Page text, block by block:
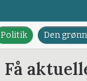
Politik Den
Få